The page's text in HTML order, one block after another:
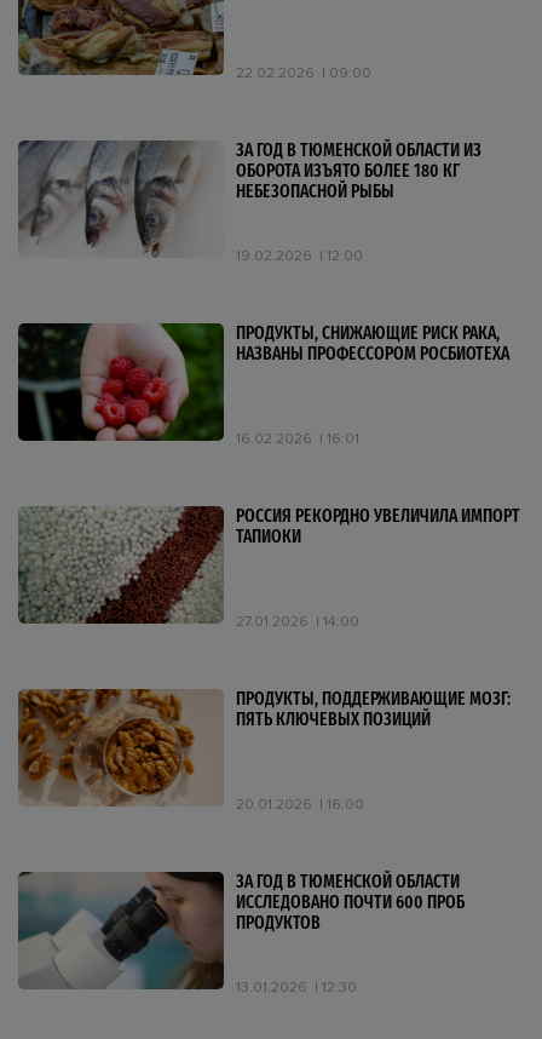
22.02.2026 09:00
ЗА ГОД В ТЮМЕНСКОЙ ОБЛАСТИ ИЗ
ОБОРОТА ИЗЪЯТО БОЛЕЕ 180 КГ
НЕБЕЗОПАСНОЙ РЫБЫ
19.02.2026 12:00
ПРОДУКТЫ, СНИЖАЮЩИЕ РИСК РАКА,
НАЗВАНЫ ПРОФЕССОРОМ РОСБИОТЕХА
16.02.2026 16:01
РОССИЯ РЕКОРДНО УВЕЛИЧИЛА ИМПОРТ
ТАПИОКИ
27.01.2026 14:00
ПРОДУКТЫ, ПОДДЕРЖИВАЮЩИЕ МОЗГ:
ПЯТЬ КЛЮЧЕВЫХ ПОЗИЦИЙ
20.01.2026 16:00
ЗА ГОД В ТЮМЕНСКОЙ ОБЛАСТИ
ИССЛЕДОВАНО ПОЧТИ 600 ПРОБ
ПРОДУКТОВ
13.01.2026 12:30